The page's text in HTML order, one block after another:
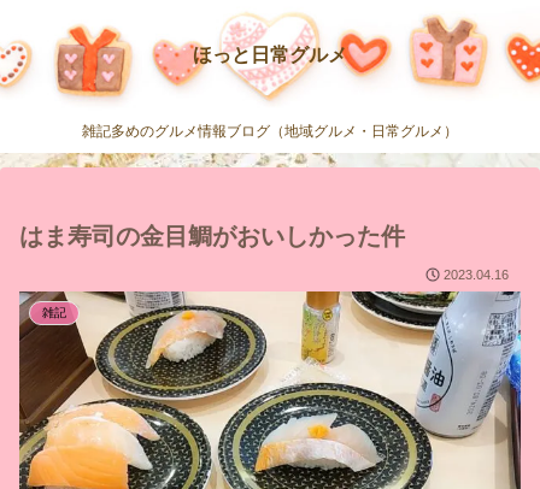
ほっと日常グルメ
雑記多めのグルメ情報ブログ（地域グルメ・日常グルメ）
はま寿司の金目鯛がおいしかった件
2023.04.16
雑記